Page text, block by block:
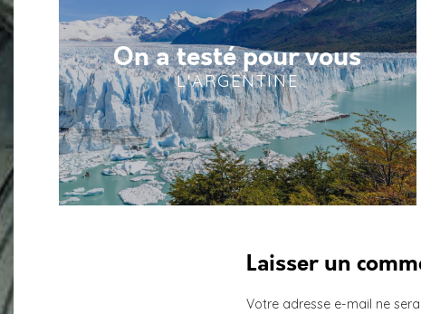
On a testé pour vous
L'ARGENTINE
Laisser un
Votre adresse e-mail ne